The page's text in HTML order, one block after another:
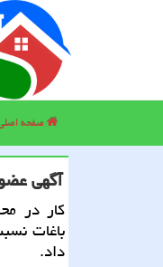
صفحه
آگهی عضو
داد.